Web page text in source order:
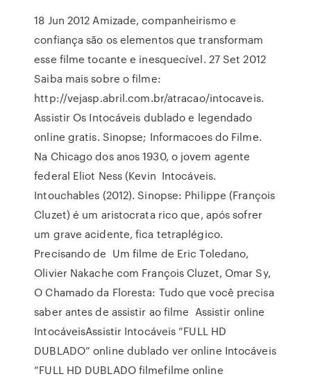
18 Jun 2012 Amizade, companheirismo e
confiança são os elementos que transformam
esse filme tocante e inesquecível. 27 Set 2012
Saiba mais sobre o filme:
http://vejasp.abril.com.br/atracao/intocaveis.
Assistir Os Intocáveis dublado e legendado
online gratis. Sinopse; Informacoes do Filme.
Na Chicago dos anos 1930, o jovem agente
federal Eliot Ness (Kevin Intocáveis.
Intouchables (2012). Sinopse: Philippe (François
Cluzet) é um aristocrata rico que, após sofrer
um grave acidente, fica tetraplégico.
Precisando de Um filme de Eric Toledano,
Olivier Nakache com François Cluzet, Omar Sy,
O Chamado da Floresta: Tudo que você precisa
saber antes de assistir ao filme Assistir online
IntocáveisAssistir Intocáveis ”FULL HD
DUBLADO” online dublado ver online Intocáveis
”FULL HD DUBLADO filmefilme online